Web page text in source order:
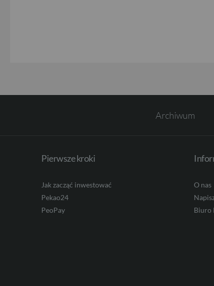
Archiwum
Pierwsze kroki
Jak zacząć inwestować
Pekao24
PeoPay
O nas
Biuro